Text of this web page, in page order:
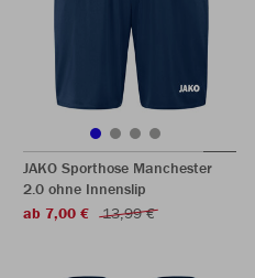
JAKO Sporthose Manchester
2.0 ohne Innenslip
ab 7,00 €
13,99 €